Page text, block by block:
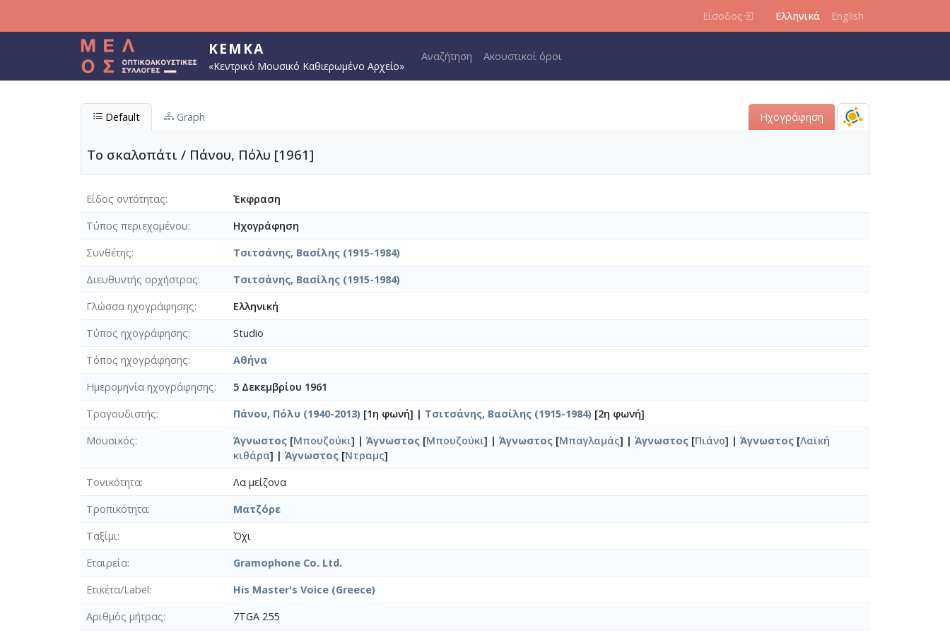
Είσοδος Ελληνικά English
ΚΕΜΚΑ
«Κεντρικό Μουσικό Καθιερωμένο Αρχείο»
Main navigation
Αναζήτηση Ακουστικοί όροι
Default Graph Ηχογράφηση
Το σκαλοπάτι / Πάνου, Πόλυ [1961]
Είδος οντότητας
Έκφραση
Τύπος περιεχομένου
Ηχογράφηση
Συνθέτης
Τσιτσάνης, Βασίλης (1915-1984)
Διευθυντής ορχήστρας
Τσιτσάνης, Βασίλης (1915-1984)
Γλώσσα ηχογράφησης
Ελληνική
Τύπος ηχογράφησης
Studio
Τόπος ηχογράφησης
Αθήνα
Ημερομηνία ηχογράφησης
5 Δεκεμβρίου 1961
Τραγουδιστής
Πάνου, Πόλυ (1940-2013) [1η φωνή] | Τσιτσάνης, Βασίλης (1915-1984) [2η φωνή]
Μουσικός
Άγνωστος [Μπουζούκι] | Άγνωστος [Μπουζούκι] | Άγνωστος [Μπαγλαμάς] | Άγνωστος [Πιάνο] | Άγνωστος [Λαϊκή
κιθάρα] | Άγνωστος [Ντραμς]
Τονικότητα
Λα μείζονα
Τροπικότητα
Ματζόρε
Ταξίμι
Όχι
Εταιρεία
Gramophone Co. Ltd.
Ετικέτα/Label
His Master's Voice (Greece)
Αριθμός μήτρας
7TGA 255